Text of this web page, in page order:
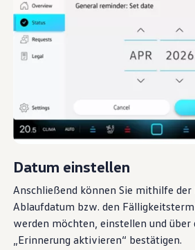
Digitale
Datum einstellen
Anschließend können Sie mithilfe der
Ablaufdatum bzw. den
werden möchten, einstellen und über
„Erinnerung aktivieren“ bestätigen.